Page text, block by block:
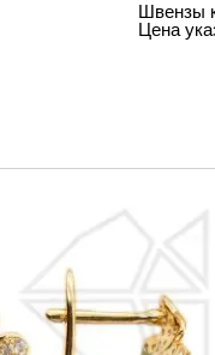
Швензы
Цена